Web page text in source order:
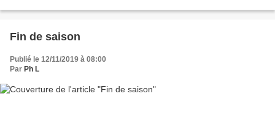
Fin de saison
Publié le 12/11/2019 à 08:00
Par Ph L